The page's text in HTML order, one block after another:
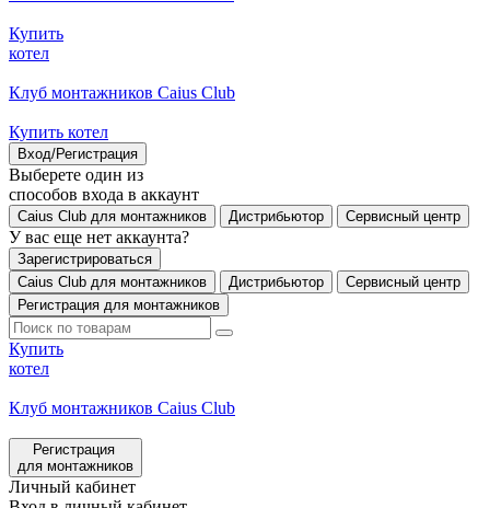
Купить
котел
Клуб монтажников Caius Club
Купить котел
Вход/Регистрация
Выберете один из
способов входа в аккаунт
Caius Club для монтажников Дистрибьютор Сервисный центр
У вас еще нет аккаунта?
Зарегистрироваться
Caius Club для монтажников
Дистрибьютор
Сервисный центр
Регистрация для монтажников
Купить
котел
Клуб монтажников Caius Club
Регистрация
для монтажников
Личный кабинет